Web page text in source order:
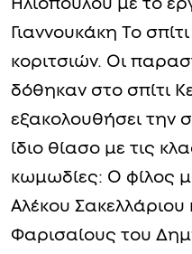
Ηλιόπουλου με το
Γιαννουκάκη Το
κοριτσιών. Οι
δόθηκαν στο σπίτι
εξακολουθήσει την
ίδιο θίασο με τις
κωμωδίες: Ο φίλος
Αλέκου Σακελλάριου
Φαρισαίους του